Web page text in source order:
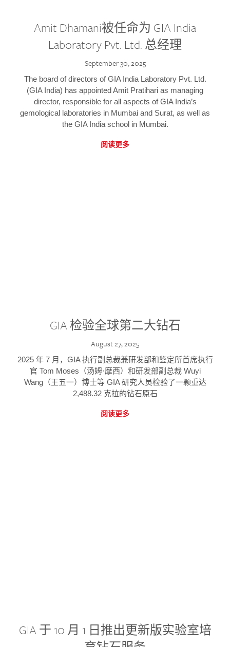
Amit Dhamani被任命为 GIA India
Laboratory Pvt. Ltd. 总经理
September 30, 2025
The board of directors of GIA India Laboratory Pvt. Ltd.
(GIA India) has appointed Amit Pratihari as managing
director, responsible for all aspects of GIA India’s
gemological laboratories in Mumbai and Surat, as well as
the GIA India school in Mumbai.
阅读更多
GIA 检验全球第二大钻石
August 27, 2025
2025 年 7 月，GIA 执行副总裁兼研发部和鉴定所首席执行
官 Tom Moses（汤姆·摩西）和研发部副总裁 Wuyi
Wang（王五一）博士等 GIA 研究人员检验了一颗重达
2,488.32 克拉的钻石原石
阅读更多
GIA 于 10 月 1 日推出更新版实验室培